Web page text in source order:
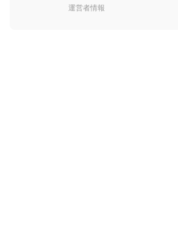
運営者情報